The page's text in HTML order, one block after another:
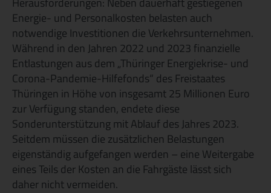
Energie- und Personalkosten belasten auch
notwendige Investitionen die Verkehrsunternehmen.
Während in den Jahren 2022 und 2023 finanzielle
Entlastungen aus dem „Thüringer Energiekrise- und
Corona-Pandemie-Hilfefonds“ des Freistaates
Thüringen in Höhe von insgesamt 25 Millionen Euro
zur Verfügung standen, endete diese
Sonderunterstützung mit Ablauf des Jahres 2023.
Seitdem müssen die zusätzlichen Belastungen
eigenständig aufgefangen werden – eine Weitergabe
eines Teils der Kosten an die Fahrgäste lässt sich
daher nicht vermeiden.